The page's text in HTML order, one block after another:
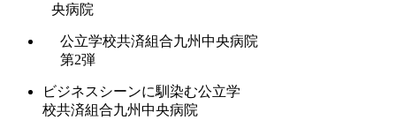
央病院
公立学校共済組合九州中央病院
第2弾
ビジネスシーンに馴染む公立学
校共済組合九州中央病院